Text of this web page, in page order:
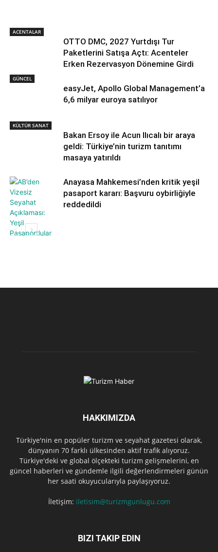
ACENTALAR
OTTO DMC, 2027 Yurtdışı Tur
Paketlerini Satışa Açtı: Acenteler
Erken Rezervasyon Dönemine Girdi
GÜNCEL
easyJet, Apollo Global Management’a
6,6 milyar euroya satılıyor
KÜLTÜR SANAT
Bakan Ersoy ile Acun Ilıcalı bir araya
geldi: Türkiye’nin turizm tanıtımı
masaya yatırıldı
Anayasa Mahkemesi’nden kritik yeşil
pasaport kararı: Başvuru oybirliğiyle
reddedildi
HAKKIMIZDA
Türkiye'nin en popüler turizm ve seyahat gazetesi olarak,
dünyanın 70 farklı ülkesinden aktif trafik alıyoruz.
Türkiye'deki ve global ölçekteki turizm gelişmelerini, en
güncel haberleri ve gündemle ilgili değerlendirmeleri günün
her saati okuyucularıyla paylaşıyoruz.
İletişim: iletisim@turizmgunlugu.com
BIZI TAKIP EDIN